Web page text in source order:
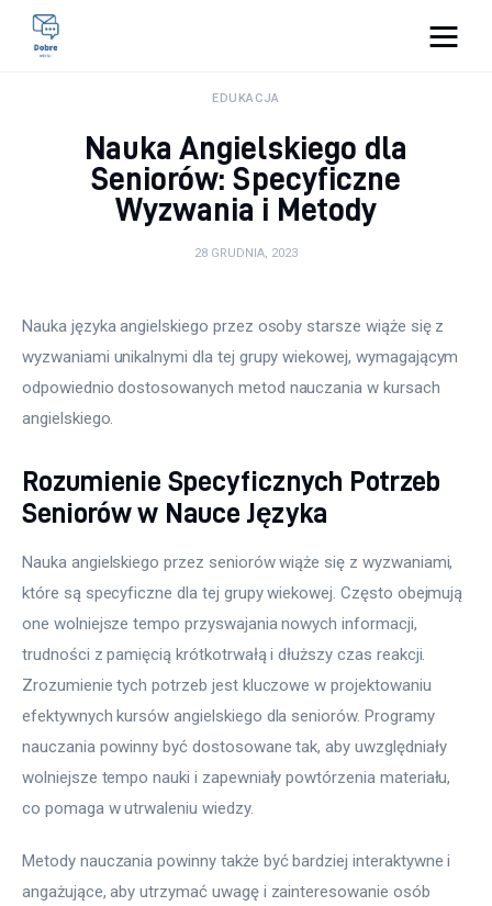
Lifestyle
Kunchnia i kulinaria
Więcej
EDUKACJA
Nauka Angielskiego dla
Seniorów: Specyficzne
Wyzwania i Metody
28 GRUDNIA, 2023
Nauka języka angielskiego przez osoby starsze wiąże się z
wyzwaniami unikalnymi dla tej grupy wiekowej, wymagającym
odpowiednio dostosowanych metod nauczania w kursach
angielskiego.
Rozumienie Specyficznych Potrzeb
Seniorów w Nauce Języka
Nauka angielskiego przez seniorów wiąże się z wyzwaniami,
które są specyficzne dla tej grupy wiekowej. Często obejmują
one wolniejsze tempo przyswajania nowych informacji,
trudności z pamięcią krótkotrwałą i dłuższy czas reakcji.
Zrozumienie tych potrzeb jest kluczowe w projektowaniu
efektywnych kursów angielskiego dla seniorów. Programy
nauczania powinny być dostosowane tak, aby uwzględniały
wolniejsze tempo nauki i zapewniały powtórzenia materiału,
co pomaga w utrwaleniu wiedzy.
Metody nauczania powinny także być bardziej interaktywne i
angażujące, aby utrzymać uwagę i zainteresowanie osób